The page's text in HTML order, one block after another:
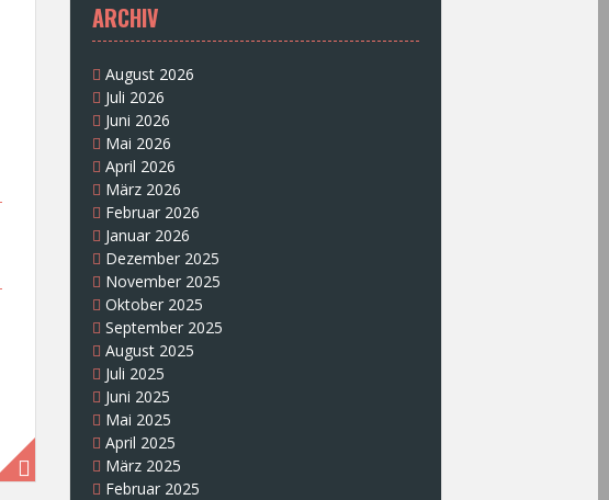
ARCHIV
August 2026
Juli 2026
Juni 2026
Mai 2026
April 2026
März 2026
Februar 2026
Januar 2026
Dezember 2025
November 2025
Oktober 2025
September 2025
August 2025
Juli 2025
Juni 2025
Mai 2025
April 2025
März 2025
Februar 2025